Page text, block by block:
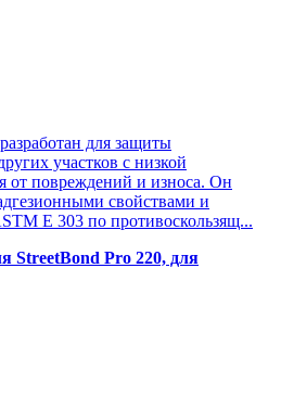
для защиты
участков с низкой
от повреждений и износа. Он
свойствами и
E 303 по противоскользящ...
StreetBond Pro 220, для